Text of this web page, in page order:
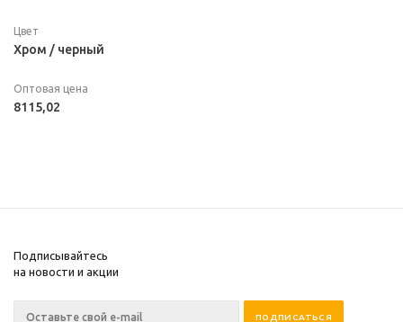
Цвет
Хром / черный
Оптовая цена
8115,02
Подписывайтесь
на новости и акции